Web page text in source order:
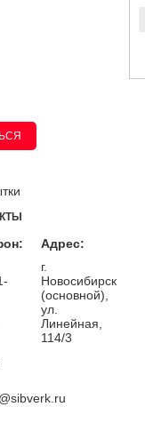
Адрес:
г.
Новосибирск
(основной),
ул.
Линейная,
114/3